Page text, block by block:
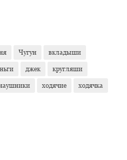
Чугун вкладыши
джек кругляши
ходячие ходячка